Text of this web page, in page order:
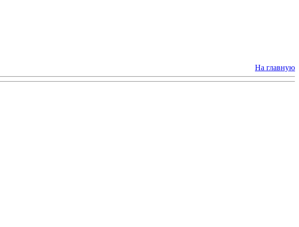
На главную